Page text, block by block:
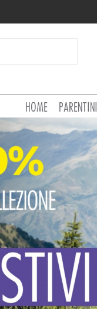
HOME PARENTINI